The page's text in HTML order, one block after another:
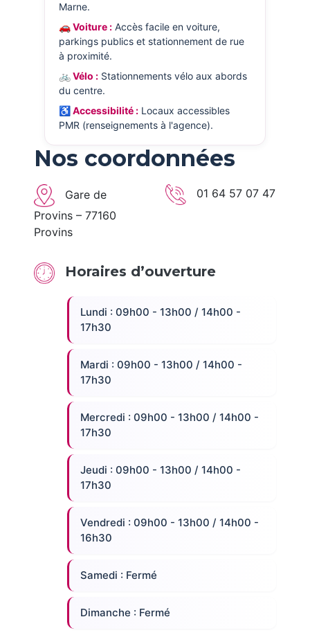
Marne.
🚗 Voiture :Accès facile en voiture,
parkings publics et stationnement de rue
à proximité.
🚲 Vélo :Stationnements vélo aux abords
du centre.
♿ Accessibilité :Locaux accessibles
PMR (renseignements à l'agence).
Nos coordonnées
Gare de
Provins – 77160
Provins
01 64 57 07 47
Horaires d’ouverture
Lundi : 09h00 - 13h00 / 14h00 -
17h30
Mardi : 09h00 - 13h00 / 14h00 -
17h30
Mercredi : 09h00 - 13h00 / 14h00 -
17h30
Jeudi : 09h00 - 13h00 / 14h00 -
17h30
Vendredi : 09h00 - 13h00 / 14h00 -
16h30
Samedi : Fermé
Dimanche : Fermé